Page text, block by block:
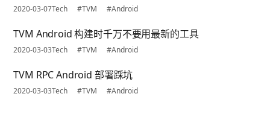
2020-03-07Tech #TVM #Android
TVM Android 构建时千万不要用最新的工具
2020-03-03Tech #TVM #Android
TVM RPC Android 部署踩坑
2020-03-03Tech #TVM #Android